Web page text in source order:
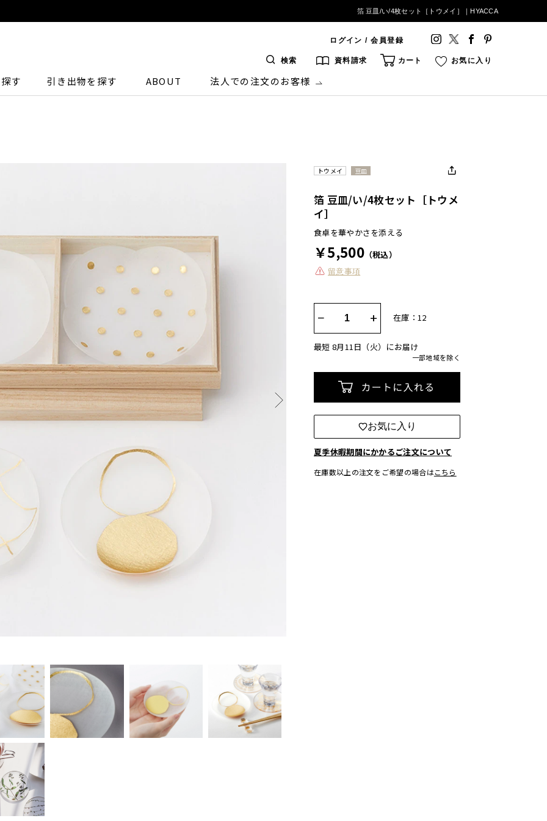
箔 豆皿/い/4枚セット［トウメイ］｜HYACCA
ログイン / 会員登録
検索 資料請求 カート お気に入り
す 引き出物を探す ABOUT 法人での注文のお客様
トウメイ 豆皿
箔 豆皿/い/4枚セット［トウメ
イ］
食卓を華やかさを添える
￥5,500（税込）
留意事項
− + 在庫：12
最短 8月11日（火）にお届け
一部地域を除く
お気に入り
夏季休暇期間にかかるご注文について
在庫数以上の注文をご希望の場合はこちら